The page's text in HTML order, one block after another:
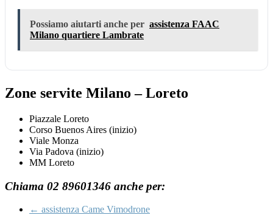
Possiamo aiutarti anche per assistenza FAAC
Milano quartiere Lambrate
Zone servite Milano – Loreto
Piazzale Loreto
Corso Buenos Aires (inizio)
Viale Monza
Via Padova (inizio)
MM Loreto
Chiama 02 89601346 anche per:
← assistenza Came Vimodrone